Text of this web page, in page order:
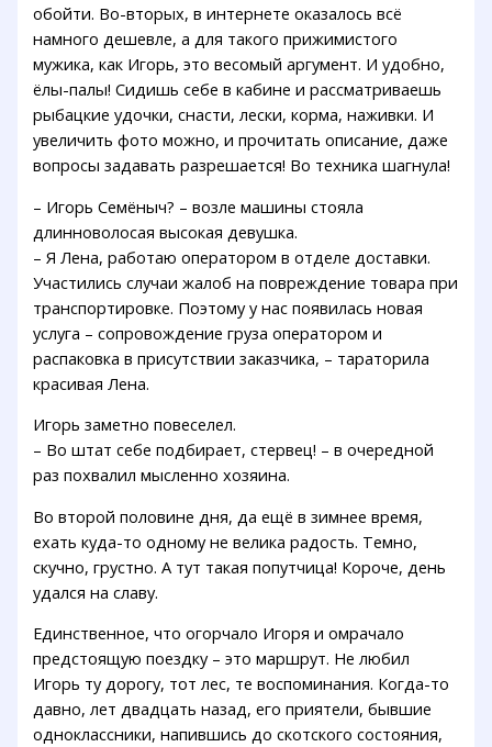
обойти. Во-вторых, в интернете оказалось всё
намного дешевле, а для такого прижимистого
мужика, как Игорь, это весомый аргумент. И удобно,
ёлы-палы! Сидишь себе в кабине и рассматриваешь
рыбацкие удочки, снасти, лески, корма, наживки. И
увеличить фото можно, и прочитать описание, даже
вопросы задавать разрешается! Во техника шагнула!
– Игорь Семёныч? – возле машины стояла
длинноволосая высокая девушка.
– Я Лена, работаю оператором в отделе доставки.
Участились случаи жалоб на повреждение товара при
транспортировке. Поэтому у нас появилась новая
услуга – сопровождение груза оператором и
распаковка в присутствии заказчика, – тараторила
красивая Лена.
Игорь заметно повеселел.
– Во штат себе подбирает, стервец! – в очередной
раз похвалил мысленно хозяина.
Во второй половине дня, да ещё в зимнее время,
ехать куда-то одному не велика радость. Темно,
скучно, грустно. А тут такая попутчица! Короче, день
удался на славу.
Единственное, что огорчало Игоря и омрачало
предстоящую поездку – это маршрут. Не любил
Игорь ту дорогу, тот лес, те воспоминания. Когда-то
давно, лет двадцать назад, его приятели, бывшие
одноклассники, напившись до скотского состояния,